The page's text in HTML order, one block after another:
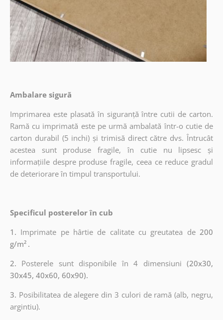
Ambalare sigură
Imprimarea este plasată în siguranță între cutii de carton.
Ramă cu imprimată este pe urmă ambalată într-o cutie de
carton durabil (5 inchi) și trimisă direct către dvs. Întrucât
acestea sunt produse fragile, în cutie nu lipsesc și
informațiile despre produse fragile, ceea ce reduce gradul
de deteriorare în timpul transportului.
Specificul posterelor în cub
1. Imprimate pe hârtie de calitate cu greutatea de200
g/m² .
2. Posterele sunt disponibile în 4 dimensiuni (20x30,
30x45, 40x60, 60x90).
3. Posibilitatea de alegere din 3 culori de ramă (alb, negru,
argintiu).